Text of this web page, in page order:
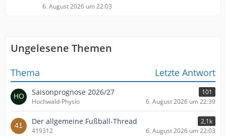
6. August 2026 um 22:03
Ungelesene Themen
Thema Letzte Antwort
Saisonprognose 2026/27
101
Hochwald-Physio
6. August 2026 um 22:39
Der allgemeine Fußball-Thread
2,1k
419312
6. August 2026 um 22:03